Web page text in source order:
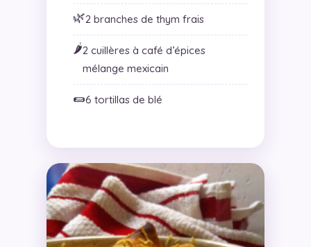
🌿2 branches de thym frais
🌶️2 cuillères à café d’épices
mélange mexicain
🌯6 tortillas de blé